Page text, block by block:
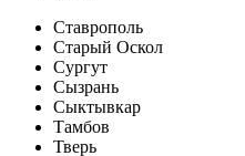
Ставрополь
Старый Оскол
Сургут
Сызрань
Сыктывкар
Тамбов
Тверь